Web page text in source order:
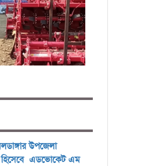
উপজেলা
হিসেবে এডভোকেট এম